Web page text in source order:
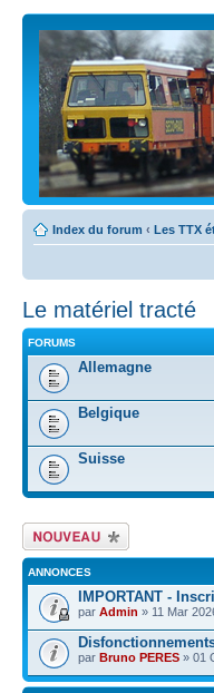
Index du forum ‹ Les TTX
Le matériel tracté
FORUMS
Allemagne
Belgique
Suisse
Écrire un nouveau
sujet
ANNONCES
IMPORTANT -
par Admin » 11 Mar
par Bruno PERES » 01